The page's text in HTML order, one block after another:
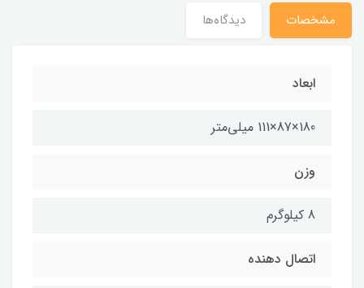
مشخصات دیدگاه‌ها
ابعاد
180×87×111 میلی‌متر
وزن
8 کیلوگرم
اتصال دهنده